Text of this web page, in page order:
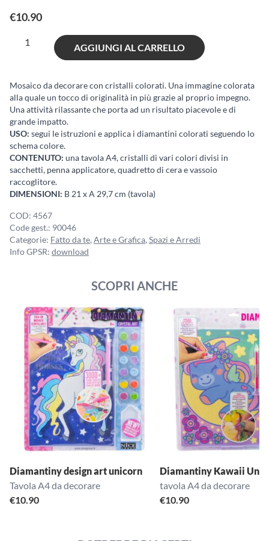
€10.90
Diamantiny
6
quantità
AGGIUNGI AL CARRELLO
Mosaico da decorare con cristalli colorati. Una immagine colorata
alla quale un tocco di originalità in più grazie al proprio impegno.
Una attività rilassante che porta ad un risultato piacevole e di
grande impatto.
USO: segui le istruzioni e applica i diamantini colorati seguendo lo
schema colore.
CONTENUTO: una tavola A4, cristalli di vari colori divisi in
sacchetti, penna applicatore, quadretto di cera e vassoio
raccoglitore.
DIMENSIONI: B 21 x A 29,7 cm (tavola)
COD: 4567
Code gest.: 90046
Categorie: Fatto da te, Arte e Grafica, Spazi e Arredi
Info GPSR: download
SCOPRI ANCHE
Diamantiny design art unicorn
Tavola A4 da decorare
€10.90
Diamantiny Kawaii
tavola A4 da decorare
€10.90